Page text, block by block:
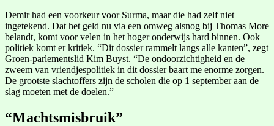
Demir had een voorkeur voor Surma, maar die had zelf niet
ingetekend. Dat het geld nu via een omweg alsnog bij Thomas More
belandt, komt voor velen in het hoger onderwijs hard binnen. Ook
politiek komt er kritiek. “Dit dossier rammelt langs alle kanten”, zegt
Groen-parlementslid Kim Buyst. “De ondoorzichtigheid en de
zweem van vriendjespolitiek in dit dossier baart me enorme zorgen.
De grootste slachtoffers zijn de scholen die op 1 september aan de
slag moeten met de doelen.”
“Machtsmisbruik”